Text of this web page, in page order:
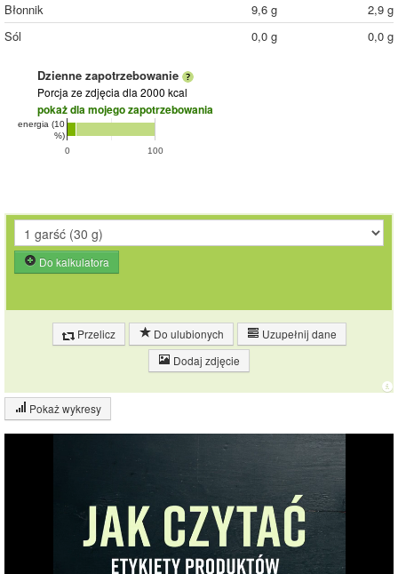
Błonnik
9,6 g
2,9 g
Sól
0,0 g 0,0 g
Dzienne zapotrzebowanie
Porcja ze zdjęcia dla 2000 kcal
pokaż dla mojego zapotrzebowania
0 100
energia (10
%)
Do kalkulatora
Przelicz Do ulubionych
Uzupełnij dane
Dodaj zdjęcie
Pokaż wykresy
Wykres składu produktu
Pozostałe (5%)
72%